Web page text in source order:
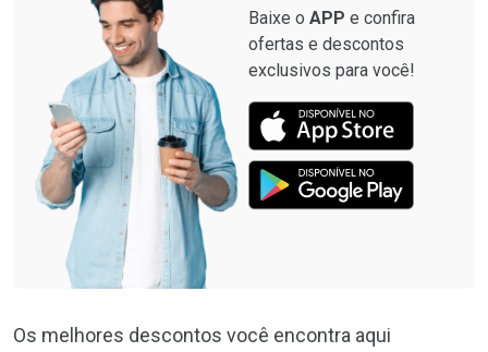
Baixe o APP e confira
ofertas e descontos
exclusivos para você!
Os melhores descontos você encontra aqui